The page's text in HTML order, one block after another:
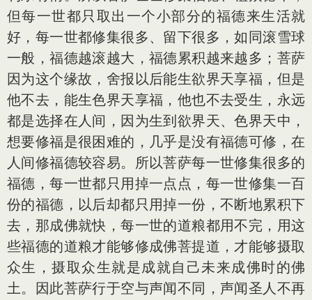
但每一世都只取出一个小部分的福德来生活就
好，每一世都修集很多、留下很多，如同滚雪球
一般，福德越滚越大，福德累积越来越多；菩萨
因为这个缘故，舍报以后能生欲界天享福，但是
他不去，能生色界天享福，他也不去受生，永远
都是选择在人间，因为生到欲界天、色界天中，
想要修福是很困难的，几乎是没有福德可修，在
人间修福德较容易。所以菩萨每一世修集很多的
福德，每一世都只用掉一点点，每一世修集一百
份的福德，以后却都只用掉一份，不断地累积下
去，那成佛就快，每一世的道粮都用不完，用这
些福德的道粮才能够修成佛菩提道，才能够摄取
众生，摄取众生就是成就自己未来成佛时的佛
土。因此菩萨行于空与声闻不同，声闻圣人不再